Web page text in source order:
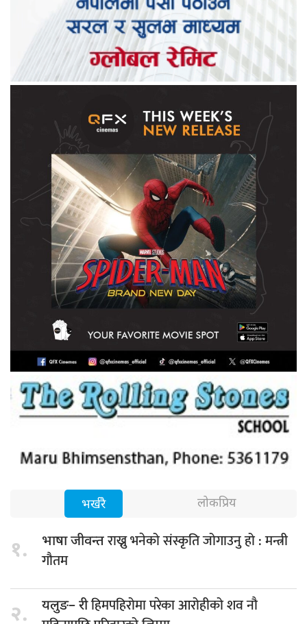
भर्खरै लोकप्रिय
१. भाषा जीवन्तराख्नु भनेको संस्कृति जोगाउनु हो : मन्त्री
गौतम
२. यलुङ– रीहिमपहिरोमा परेका आरोहीको शव नौ